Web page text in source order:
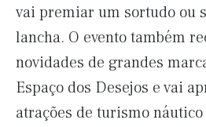
vai premiar um sortudo ou
lancha. O evento também
novidades de grandes
Espaço dos Desejos e vai
atrações de turismo